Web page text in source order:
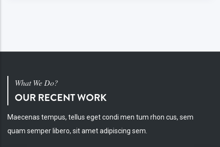
What We Do?
OUR RECENT WORK
Maecenas tempus, tellus eget condi men tum rhon cus, sem
quam semper libero, sit amet adipiscing sem.